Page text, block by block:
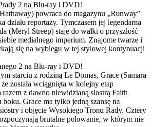
2 na Blu-ray i DVD!
powraca do magazynu „Runway”
działu reportaży. Tymczasem jej legendarna
(Meryl Streep) staje do walki o przyszłość
medialnego imperium. Znajome twarze i
się na wybiegu w tej stylowej kontynuacji
2 na Blu-ray i DVD!
starciu z rodziną Le Domas, Grace (Samara
została wciągnięta w kolejny etap
z dawno niewidzianą siostrą Faith
Grace ma tylko jedną szansę na
i objęcie Wysokiego Tronu Rady. Cztery
brutalne polowanie, w którym nie